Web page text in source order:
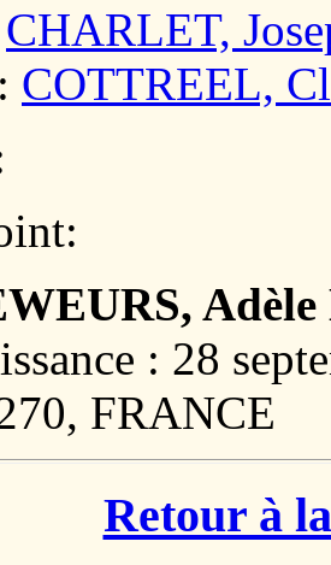
CHARLET,
COTTREEL,
: 28
FRANCE
Retour à